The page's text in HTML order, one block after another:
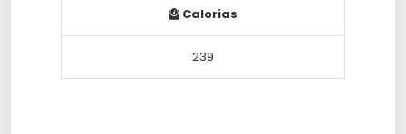
Calorias
239